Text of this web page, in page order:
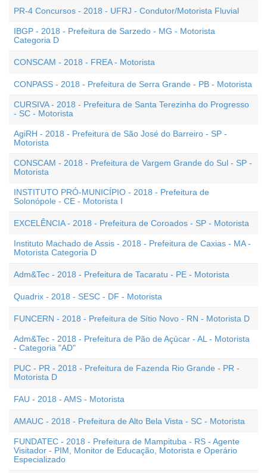
PR-4 Concursos - 2018 - UFRJ - Condutor/Motorista Fluvial
IBGP - 2018 - Prefeitura de Sarzedo - MG - Motorista
Categoria D
CONSCAM - 2018 - FREA - Motorista
CONPASS - 2018 - Prefeitura de Serra Grande - PB - Motorista
CURSIVA - 2018 - Prefeitura de Santa Terezinha do Progresso
- SC - Motorista
AgiRH - 2018 - Prefeitura de São José do Barreiro - SP -
Motorista
CONSCAM - 2018 - Prefeitura de Vargem Grande do Sul - SP -
Motorista
INSTITUTO PRÓ-MUNICÍPIO - 2018 - Prefeitura de
Solonópole - CE - Motorista I
EXCELÊNCIA - 2018 - Prefeitura de Coroados - SP - Motorista
Instituto Machado de Assis - 2018 - Prefeitura de Caxias - MA -
Motorista Categoria D
Adm&Tec - 2018 - Prefeitura de Tacaratu - PE - Motorista
Quadrix - 2018 - SESC - DF - Motorista
FUNCERN - 2018 - Prefeitura de Sítio Novo - RN - Motorista D
Adm&Tec - 2018 - Prefeitura de Pão de Açúcar - AL - Motorista
- Categoria "AD"
PUC - PR - 2018 - Prefeitura de Fazenda Rio Grande - PR -
Motorista D
FAU - 2018 - AMS - Motorista
AMAUC - 2018 - Prefeitura de Alto Bela Vista - SC - Motorista
FUNDATEC - 2018 - Prefeitura de Mampituba - RS - Agente
Visitador - PIM, Monitor de Educação, Motorista e Operário
Especializado